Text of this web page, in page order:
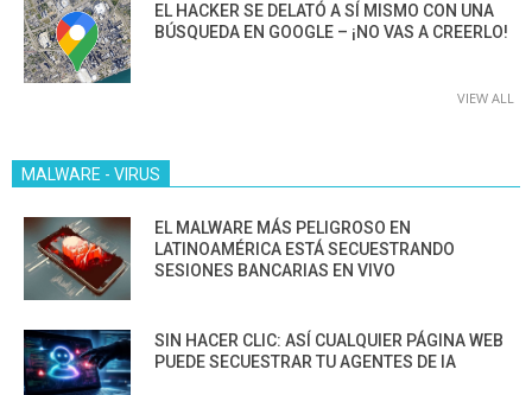
EL HACKER SE DELATÓ A SÍ MISMO CON UNA
BÚSQUEDA EN GOOGLE – ¡NO VAS A CREERLO!
VIEW ALL
MALWARE - VIRUS
EL MALWARE MÁS PELIGROSO EN
LATINOAMÉRICA ESTÁ SECUESTRANDO
SESIONES BANCARIAS EN VIVO
SIN HACER CLIC: ASÍ CUALQUIER PÁGINA WEB
PUEDE SECUESTRAR TU AGENTES DE IA